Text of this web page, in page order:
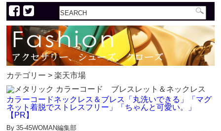
カテゴリー > 楽天市場
カラーコードネックレス＆ブレス「丸洗いできる」「マグ
ネット着脱でストレスフリー」「ちゃんと可愛い。」
【PR】
By 35-45WOMAN編集部